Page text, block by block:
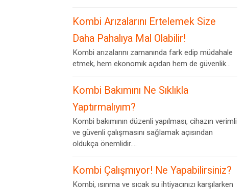
Kombi Arızalarını Ertelemek Size
Daha Pahalıya Mal Olabilir!
Kombi arızalarını zamanında fark edip müdahale
etmek, hem ekonomik açıdan hem de güvenlik...
Kombi Bakımını Ne Sıklıkla
Yaptırmalıyım?
Kombi bakımının düzenli yapılması, cihazın verimli
ve güvenli çalışmasını sağlamak açısından
oldukça önemlidir....
Kombi Çalışmıyor! Ne Yapabilirsiniz?
Kombi, ısınma ve sıcak su ihtiyacınızı karşılarken